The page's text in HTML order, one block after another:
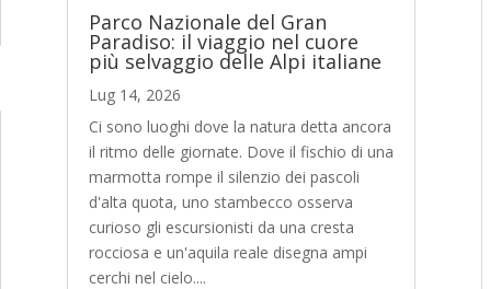
Parco Nazionale del Gran
Paradiso: il viaggio nel cuore
più selvaggio delle Alpi italiane
Lug 14, 2026
Ci sono luoghi dove la natura detta ancora
il ritmo delle giornate. Dove il fischio di una
marmotta rompe il silenzio dei pascoli
d'alta quota, uno stambecco osserva
curioso gli escursionisti da una cresta
rocciosa e un'aquila reale disegna ampi
cerchi nel cielo....